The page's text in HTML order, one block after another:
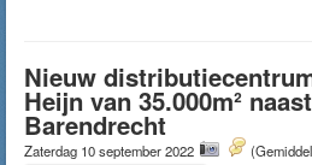
Nieuw
Heijn van 35.000m²
Barendrecht
Zaterdag 10 september 2022